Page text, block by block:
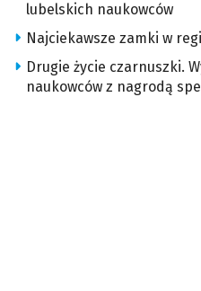
lubelskich naukowców
Najciekawsze zamki w
Drugie życie czarnuszki.
naukowców z nagrodą